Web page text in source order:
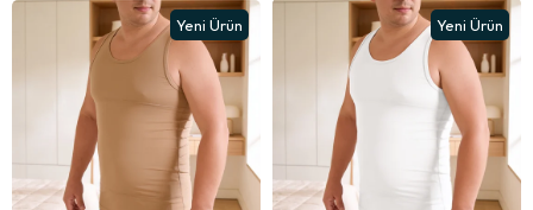
Yeni Ürün Yeni Ürün